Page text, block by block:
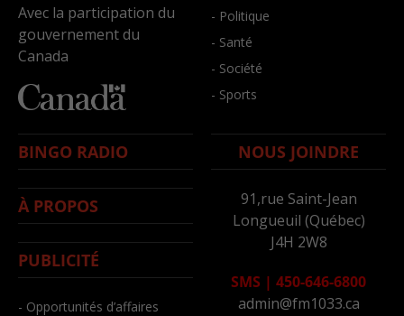
Avec la participation du
gouvernement du
Canada
- Politique
- Santé
- Société
- Sports
BINGO RADIO
À PROPOS
PUBLICITÉ
- Opportunités d’affaires
NOUS JOINDRE
91,rue Saint-Jean
Longueuil (Québec)
J4H 2W8
SMS | 450-646-6800
admin@fm1033.ca